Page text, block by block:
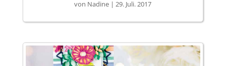
von Nadine |29. Juli. 2017